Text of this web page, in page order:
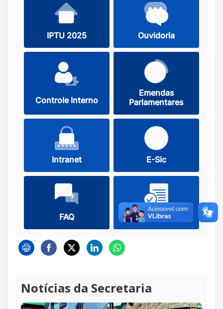
IPTU 2025 Ouvidoria
Controle Interno
Emendas
Parlamentares
Intranet E-Sic
FAQ Nota Fiscal
Notícias da Secretaria